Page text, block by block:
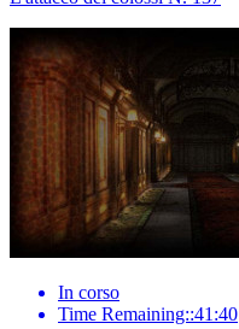
In corso
Time Remaining::41:40